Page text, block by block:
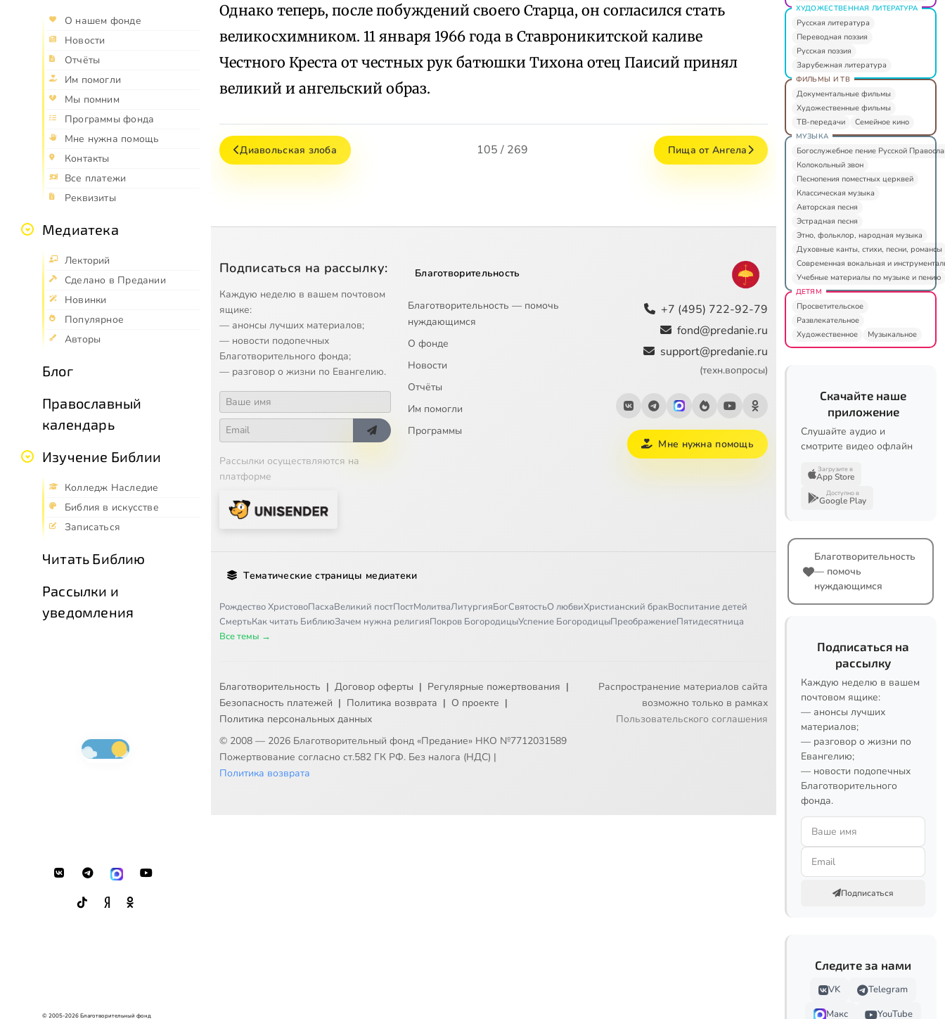
О нашем фонде
Новости
Отчёты
Им помогли
Мы помним
Программы фонда
Мне нужна помощь
Контакты
Все платежи
Реквизиты
Медиатека
Лекторий
Сделано в Предании
Новинки
Популярное
Авторы
Блог
Православный
календарь
Изучение Библии
Колледж Наследие
Библия в искусстве
Записаться
Читать Библию
Рассылки и
уведомления
© 2005-2026 Благотворительный фонд
Однако теперь, после побуждений своего Старца, он согласился стать
великосхимником. 11 января 1966 года в Ставроникитской каливе
Честного Креста от честных рук батюшки Тихона отец Паисий принял
великий и ангельский образ.
Диавольская злоба 105 / 269 Пища от Ангела
Подписаться на рассылку:
Каждую неделю в вашем почтовом
ящике:
— анонсы лучших материалов;
— новости подопечных
Благотворительного фонда;
— разговор о жизни по Евангелию.
Рассылки осуществляются на
платформе
Благотворительность
Благотворительность — помочь
нуждающимся
О фонде
Новости
Отчёты
Им помогли
Программы
+7 (495) 722-92-79
fond@predanie.ru
support@predanie.ru
(техн.вопросы)
Мне нужна помощь
Тематические страницы медиатеки
Рождество ХристовоПасхаВеликий постПостМолитваЛитургияБогСвятостьО любвиХристианский бракВоспитание детей
СмертьКак читать БиблиюЗачем нужна религияПокров БогородицыУспение БогородицыПреображениеПятидесятница
Все темы →
Благотворительность | Договор оферты | Регулярные пожертвования |
Безопасность платежей | Политика возврата | О проекте |
Политика персональных данных
© 2008 — 2026 Благотворительный фонд «Предание» НКО №7712031589
Пожертвование согласно ст.582 ГК РФ. Без налога (НДС) |
Политика возврата
Распространение материалов сайта
возможно только в рамках
Пользовательского соглашения
ХУДОЖЕСТВЕННАЯ ЛИТЕРАТУРА
Русская литература
Переводная поэзия
Русская поэзия
Зарубежная литература
ФИЛЬМЫ И ТВ
Документальные фильмы
Художественные фильмы
ТВ-передачи
Семейное кино
МУЗЫКА
Богослужебное пение Русской
Колокольный звон
Песнопения поместных церквей
Классическая музыка
Авторская песня
Эстрадная песня
Этно, фольклор, народная музыка
Духовные канты, стихи, песни, романсы
Современная вокальная и
Учебные материалы по музыке и пению
ДЕТЯМ
Просветительское
Развлекательное
Художественное
Музыкальное
Скачайте наше
приложение
Слушайте аудио и
смотрите видео офлайн
Загрузите в
App Store
Доступно в
Google Play
Благотворительность
— помочь
нуждающимся
Подписаться на
рассылку
Каждую неделю в вашем
почтовом ящике:
— анонсы лучших
материалов;
— разговор о жизни по
Евангелию;
— новости подопечных
Благотворительного
фонда.
Подписаться
Следите за нами
VK
Telegram
Макс
YouTube